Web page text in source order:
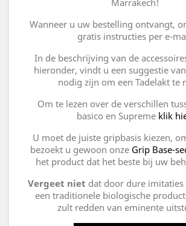
Marrakech!
Wanneer u uw bestelling ontvangt,
gratis instructies per e-
In de beschrijving van de
hieronder, vindt u een suggestie
nodig zijn om een Tadelakt te
Om te lezen over de verschillen
basico en Supreme klik
U moet de juiste gripbasis kiezen,
bezoekt u gewoon onze Grip Base-
het product dat het beste bij uw
Vergeet niet dat door dure imitaties
een traditionele biologische
zult redden van eminente